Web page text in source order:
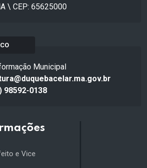
\ CEP: 65625000
Municipal
98592-0138
e Vice